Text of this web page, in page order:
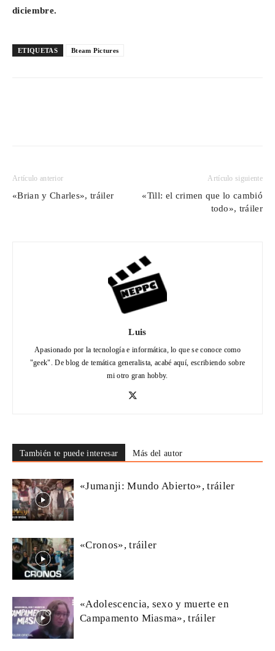
diciembre.
ETIQUETAS Bteam Pictures
Artículo anterior
«Brian y Charles», tráiler
Artículo siguiente
«Till: el crimen que lo cambió
todo», tráiler
Luis
Apasionado por la tecnología e informática, lo que se conoce como
"geek". De blog de temática generalista, acabé aquí, escribiendo sobre
mi otro gran hobby.
También te puede interesar Más del autor
«Jumanji: Mundo Abierto», tráiler
«Cronos», tráiler
«Adolescencia, sexo y muerte en
Campamento Miasma», tráiler